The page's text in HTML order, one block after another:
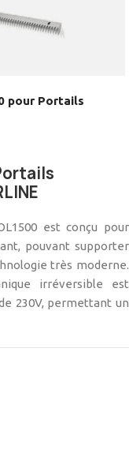
pour Portails
est conçu pour
pouvant supporter
très moderne.
irréversible est
230V, permettant un